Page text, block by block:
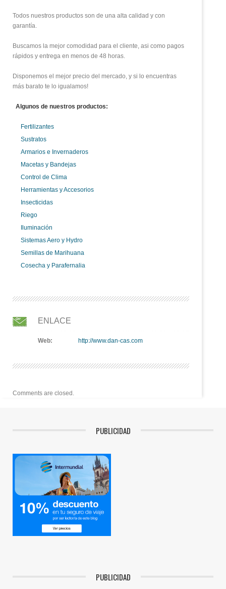
Todos nuestros productos son de una alta calidad y con
garantía.
Buscamos la mejor comodidad para el cliente, asi como pagos
rápidos y entrega en menos de 48 horas.
Disponemos el mejor precio del mercado, y si lo encuentras
más barato te lo igualamos!
Algunos de nuestros productos:
Fertilizantes
Sustratos
Armarios e Invernaderos
Macetas y Bandejas
Control de Clima
Herramientas y Accesorios
Insecticidas
Riego
Iluminación
Sistemas Aero y Hydro
Semillas de Marihuana
Cosecha y Parafernalia
ENLACE
Web: http://www.dan-cas.com
Comments are closed.
PUBLICIDAD
PUBLICIDAD